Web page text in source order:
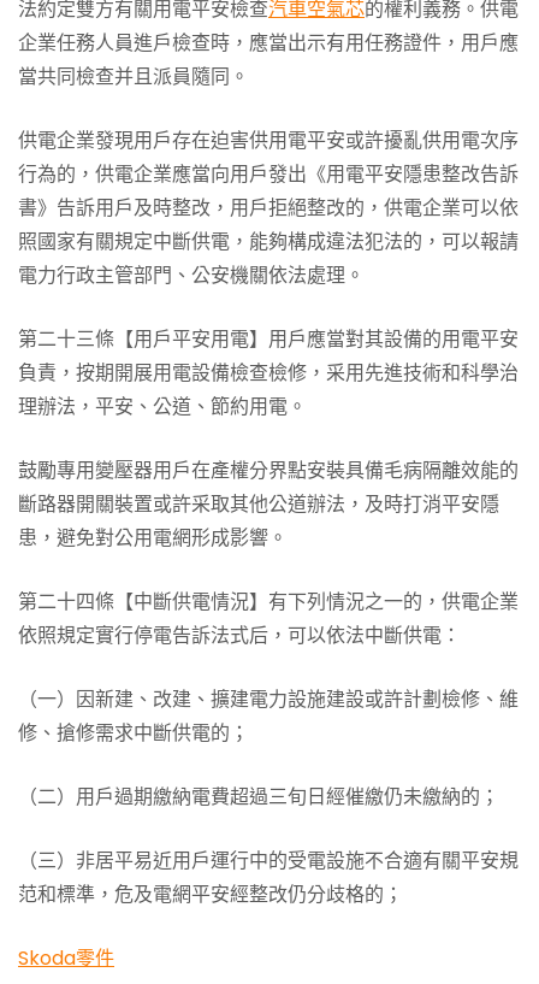
法約定雙方有關用電平安檢查汽車空氣芯的權利義務。供電
企業任務人員進戶檢查時，應當出示有用任務證件，用戶應
當共同檢查并且派員隨同。
供電企業發現用戶存在迫害供用電平安或許擾亂供用電次序
行為的，供電企業應當向用戶發出《用電平安隱患整改告訴
書》告訴用戶及時整改，用戶拒絕整改的，供電企業可以依
照國家有關規定中斷供電，能夠構成違法犯法的，可以報請
電力行政主管部門、公安機關依法處理。
第二十三條【用戶平安用電】用戶應當對其設備的用電平安
負責，按期開展用電設備檢查檢修，采用先進技術和科學治
理辦法，平安、公道、節約用電。
鼓勵專用變壓器用戶在產權分界點安裝具備毛病隔離效能的
斷路器開關裝置或許采取其他公道辦法，及時打消平安隱
患，避免對公用電網形成影響。
第二十四條【中斷供電情況】有下列情況之一的，供電企業
依照規定實行停電告訴法式后，可以依法中斷供電：
（一）因新建、改建、擴建電力設施建設或許計劃檢修、維
修、搶修需求中斷供電的；
（二）用戶過期繳納電費超過三旬日經催繳仍未繳納的；
（三）非居平易近用戶運行中的受電設施不合適有關平安規
范和標準，危及電網平安經整改仍分歧格的；
Skoda零件